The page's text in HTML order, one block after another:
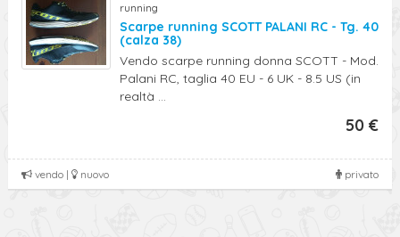
running
Scarpe running SCOTT PALANI RC - Tg. 40
(calza 38)
Vendo scarpe running donna SCOTT - Mod.
Palani RC, taglia 40 EU - 6 UK - 8.5 US (in
realtà ...
50 €
privato
vendo | nuovo